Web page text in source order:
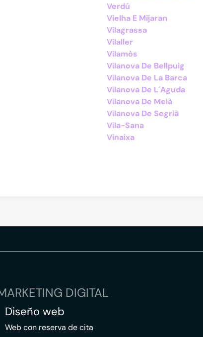
Verdú
Vielha E Mijaran
Vilagrassa
Vilaller
Vilamòs
Vilanova De Bellpuig
Vilanova De La Barca
Vilanova De L´Aguda
Vilanova De Meià
Vilanova De Segrià
Vila-Sana
Vinaixa
DIGITAL
Diseño web
Web con reserva de cita